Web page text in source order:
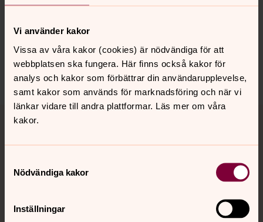
Vi använder kakor
Vissa av våra kakor (cookies) är nödvändiga för att
webbplatsen ska fungera. Här finns också kakor för
analys och kakor som förbättrar din användarupplevelse,
samt kakor som används för marknadsföring och när vi
länkar vidare till andra plattformar. Läs mer om våra
kakor.
Nödvändiga kakor
Inställningar
Senast ändrad 26 juni 2025
innehåll?
gimo.pastorat@svenskakyrkan.se
Dela
Tillbaka till toppen
Tillbaka till innehållet
Kontakt
Kalender